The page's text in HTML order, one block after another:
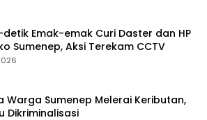
detik Emak-emak Curi Daster dan HP
Sumenep, Aksi Terekam CCTV
Warga Sumenep Melerai Keributan,
Dikriminalisasi